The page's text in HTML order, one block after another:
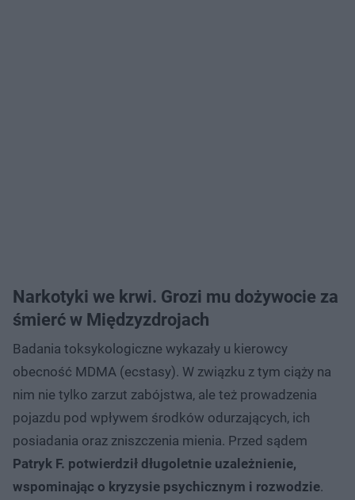
Narkotyki we krwi. Grozi mu dożywocie za
śmierć w Międzyzdrojach
Badania toksykologiczne wykazały u kierowcy
obecność MDMA (ecstasy). W związku z tym ciąży na
nim nie tylko zarzut zabójstwa, ale też prowadzenia
pojazdu pod wpływem środków odurzających, ich
posiadania oraz zniszczenia mienia. Przed sądem
Patryk F. potwierdził długoletnie uzależnienie,
wspominając o kryzysie psychicznym i rozwodzie.